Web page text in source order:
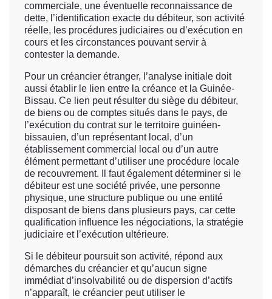
commerciale, une éventuelle reconnaissance de
dette, l’identification exacte du débiteur, son activité
réelle, les procédures judiciaires ou d’exécution en
cours et les circonstances pouvant servir à
contester la demande.
Pour un créancier étranger, l’analyse initiale doit
aussi établir le lien entre la créance et la Guinée-
Bissau. Ce lien peut résulter du siège du débiteur,
de biens ou de comptes situés dans le pays, de
l’exécution du contrat sur le territoire guinéen-
bissauien, d’un représentant local, d’un
établissement commercial local ou d’un autre
élément permettant d’utiliser une procédure locale
de recouvrement. Il faut également déterminer si le
débiteur est une société privée, une personne
physique, une structure publique ou une entité
disposant de biens dans plusieurs pays, car cette
qualification influence les négociations, la stratégie
judiciaire et l’exécution ultérieure.
Si le débiteur poursuit son activité, répond aux
démarches du créancier et qu’aucun signe
immédiat d’insolvabilité ou de dispersion d’actifs
n’apparaît, le créancier peut utiliser le